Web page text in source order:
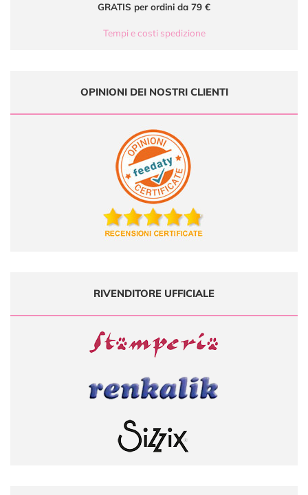
GRATIS per ordini da 79 €
Tempi e costi spedizione
OPINIONI DEI NOSTRI CLIENTI
RIVENDITORE UFFICIALE